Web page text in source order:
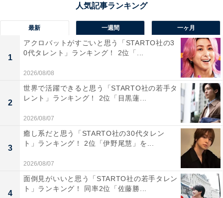
です。ずっと見ていて飽きません」（30代女性／愛知
最新 一週間 一ヶ月
1
アクロバットがすごいと思う「STARTO社の3
0代タレント」ランキング！ 2位「...
2026/08/08
2
世界で活躍できると思う「STARTO社の若手タ
レント」ランキング！ 2位「目黒蓮...
2026/08/07
3
癒し系だと思う「STARTO社の30代タレン
ト」ランキング！ 2位「伊野尾慧」を...
2026/08/07
4
面倒見がいいと思う「STARTO社の若手タレン
ト」ランキング！ 同率2位「佐藤勝...